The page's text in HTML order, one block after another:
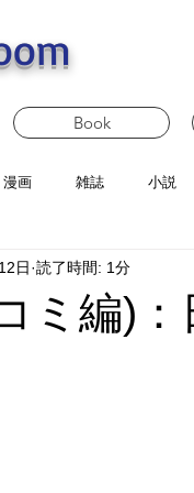
Book
漫画 雑誌 小説
ミ編)
日 読了時間: 1分